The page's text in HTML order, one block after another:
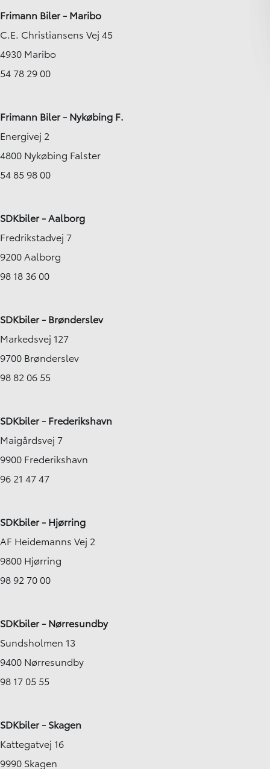
Frimann Biler - Maribo
C.E. Christiansens Vej 45
4930 Maribo
54 78 29 00
Frimann Biler - Nykøbing F.
Energivej 2
4800 Nykøbing Falster
54 85 98 00
SDKbiler - Aalborg
Fredrikstadvej 7
9200 Aalborg
98 18 36 00
SDKbiler - Brønderslev
Markedsvej 127
9700 Brønderslev
98 82 06 55
SDKbiler - Frederikshavn
Maigårdsvej 7
9900 Frederikshavn
96 21 47 47
SDKbiler - Hjørring
AF Heidemanns Vej 2
9800 Hjørring
98 92 70 00
SDKbiler - Nørresundby
Sundsholmen 13
9400 Nørresundby
98 17 05 55
SDKbiler - Skagen
Kattegatvej 16
9990 Skagen